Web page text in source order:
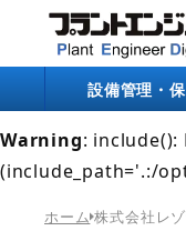
設備管理・
Warning: include(/
/home/
Warning:
(include_path='.:/
ホーム 株式会社レ